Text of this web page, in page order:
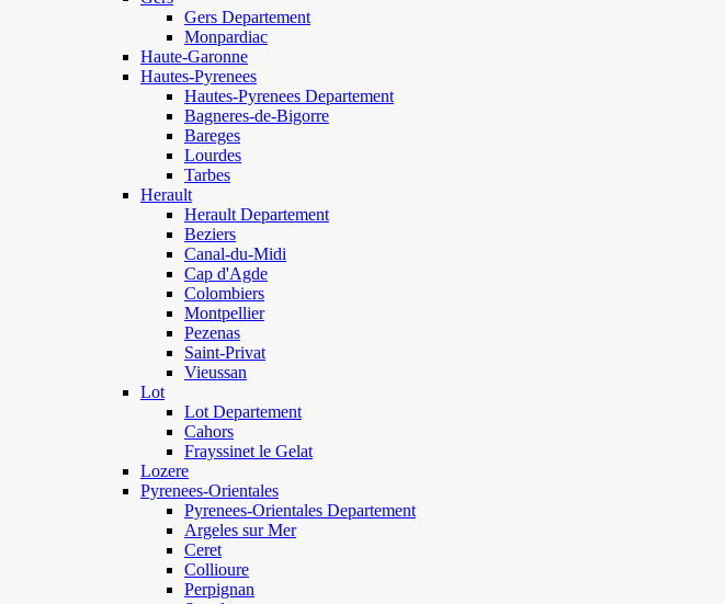
Gers Departement
Monpardiac
Haute-Garonne
Hautes-Pyrenees
Hautes-Pyrenees Departement
Bagneres-de-Bigorre
Bareges
Lourdes
Tarbes
Herault
Herault Departement
Beziers
Canal-du-Midi
Cap d'Agde
Colombiers
Montpellier
Pezenas
Saint-Privat
Vieussan
Lot
Lot Departement
Cahors
Frayssinet le Gelat
Lozere
Pyrenees-Orientales
Pyrenees-Orientales Departement
Argeles sur Mer
Ceret
Collioure
Perpignan